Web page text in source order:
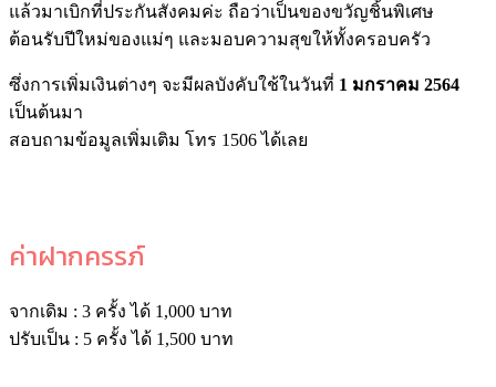
แล้วมาเบิกที่ประกันสังคมค่ะ ถือว่าเป็นของขวัญชิ้นพิเศษ
ต้อนรับปีใหม่ของแม่ๆ และมอบความสุขให้ทั้งครอบครัว
ซึ่งการเพิ่มเงินต่างๆ จะมีผลบังคับใช้ในวันที่ 1 มกราคม 2564
เป็นต้นมา
สอบถามข้อมูลเพิ่มเติม โทร 1506 ได้เลย
ค่าฝากครรภ์
จากเดิม : 3 ครั้ง ได้ 1,000 บาท
ปรับเป็น : 5 ครั้ง ได้ 1,500 บาท